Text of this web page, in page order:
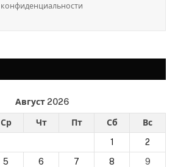
конфиденциальности
Август 2026
Ср Чт Пт Сб
Вс
1
2
5 6 7 8
9